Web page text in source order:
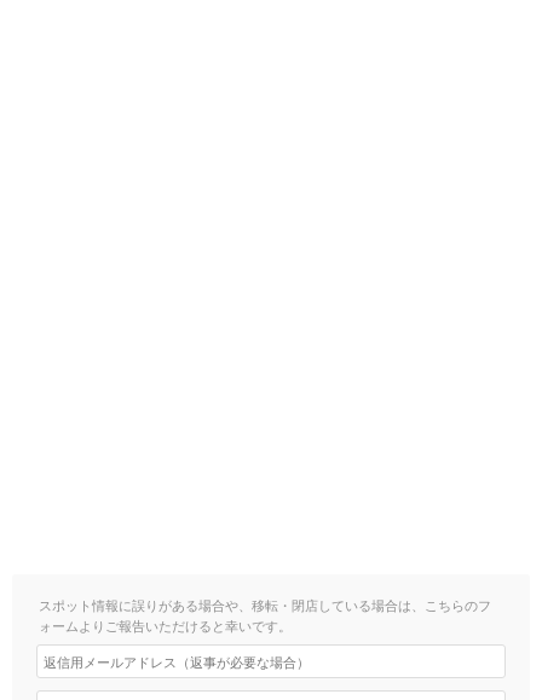
スポット情報に誤りがある場合や、移転・閉店している場合は、こちらのフ
ォームよりご報告いただけると幸いです。